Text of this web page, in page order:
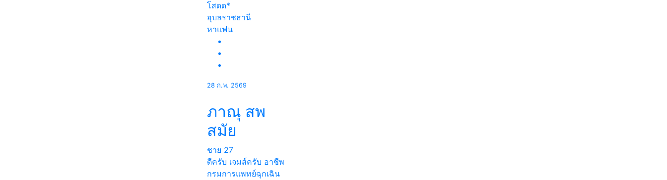
โสดด*
อุบลราชธานี
หาแฟน
28 ก.พ. 2569
ภาณุ สพ
สมัย
ชาย 27
ดีครับ เจมส์ครับ อาชีพ
กรมการแพทย์ฉุกเฉิน